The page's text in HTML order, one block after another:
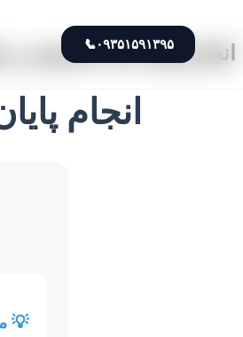
۰۹۳۵۱۵۹۱۳۹۵📞
انجام پایان نامه تخصصی
انجام
💡 مرحله